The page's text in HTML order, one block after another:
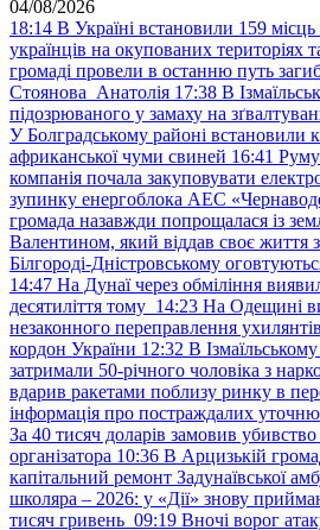
04/08/2026
18:14 В Україні встановили 159
українців на окупованих територіях
громаді провели в останню путь
Стоянова Анатолія 17:38 В
підозрюваного у замаху на
У Болградському районі встановили
африканської чуми свиней 16:41
компанія почала закуповувати
зупинку енергоблока АЕС
громада назавжди попрощалася із
Валентином, який віддав своє життя
Білгороді-Дністровському
14:47 На Дунаї через обміління
десятиліття тому 14:23 На Одещині
незаконного переправлення
кордон України 12:32 В
затримали 50-річного чоловіка з
вдарив ракетами поблизу ринку в
інформація про постраждалих
За 40 тисяч доларів замовив
організатора 10:36 В Арцизькій
капітальний ремонт Задунаївської
школяра – 2026: у «Дії» знову
тисяч гривень 09:19 Вночі ворог